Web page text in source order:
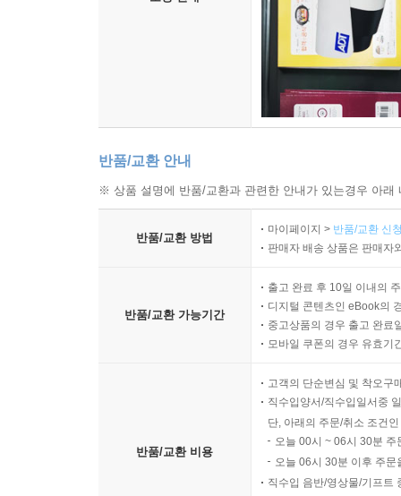
반품/교환 안내
※ 상품 설명에 반품/교환과 관련한 안내가 있는경우 아
반품/교환 방법
마이페이지 > 반품/교환 신
판매자 배송 상품은 판매자
반품/교환 가능기간
출고 완료 후 10일 이내의
디지털 콘텐츠인 eBook의
중고상품의 경우 출고 완료
모바일 쿠폰의 경우 유효기
반품/교환 비용
고객의 단순변심 및 착오구
직수입양서/직수입일서중
단, 아래의 주문/취소 조건
오늘 00시 ~ 06시 30분
오늘 06시 30분 이후 주
직수입 음반/영상물/기프트